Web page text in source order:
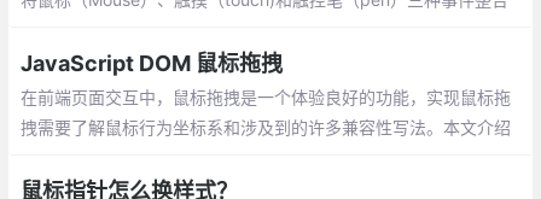
JavaScript DOM 鼠标拖拽
在前端页面交互中，鼠标拖拽是一个体验良好的功能，实现鼠标拖
拽需要了解鼠标行为坐标系和涉及到的许多兼容性写法。本文介绍
鼠标指针怎么换样式？